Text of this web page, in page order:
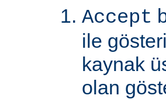
Accept
ile
kaynak
olan